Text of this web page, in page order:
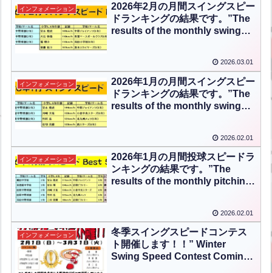
インフォメーション
2026年2月の月間スイングスピー
ドランキングの結果です。”The
results of the monthly swing
2026.03.01
インフォメーション
2026年1月の月間スイングスピー
ドランキングの結果です。”The
results of the monthly swing
2026.02.01
インフォメーション
2026年1月の月間投球スピードラ
ンキングの結果です。”The
results of the monthly pitching
2026.02.01
インフォメーション
冬季スイングスピードコンテス
ト開催します！！” Winter
Swing Speed Contest Coming